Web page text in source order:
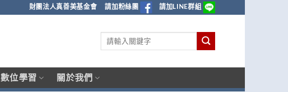
財團法人真善美基金會 請加粉絲團 請加LINE群組
數位學習 關於我們